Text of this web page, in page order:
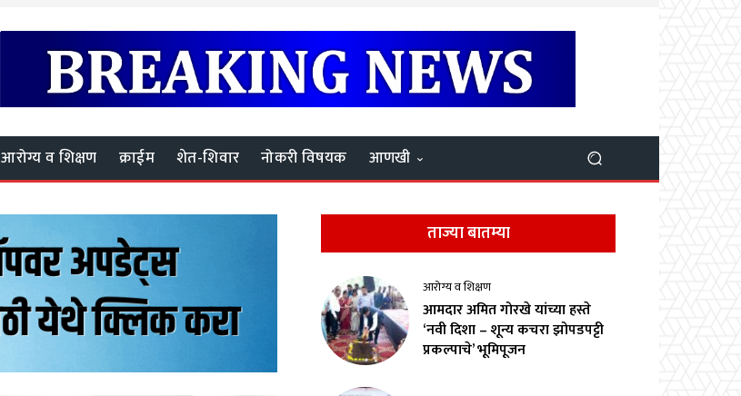
आरोग्य व शिक्षण क्राईम शेत-शिवार नोकरी विषयक आणखी
ताज्या बातम्या
आरोग्य व शिक्षण
आमदार अमित गोरखे यांच्या हस्ते
‘नवी दिशा – शून्य कचरा झोपडपट्टी
प्रकल्पाचे’ भूमिपूजन